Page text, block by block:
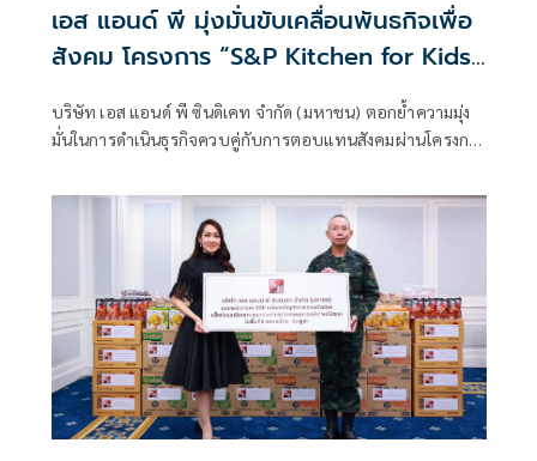
เอส แอนด์ พี มุ่งมั่นขับเคลื่อนพันธกิจเพื่อ
สังคม โครงการ “S&P Kitchen for Kids”
ปีที่ 17 เดินหน้าส่งมอบโรงครัวให้แก่
โรงเรียนในพื้นที่ห่างไกลครบ 40 แห่งทั่ว
ประเทศ เพื่อยกระดับคุณภาพชีวิตเด็กและ
เยาวชนไทยอย่างยั่งยืน
บริษัท เอส แอนด์ พี ซินดิเคท จำกัด (มหาชน) ตอกย้ำความมุ่ง
มั่นในการดำเนินธุรกิจควบคู่กับการตอบแทนสังคมผ่านโครงการ
โรงครัวที่สะอาด ปลอดภัย และได้มาตรฐานสุขอนามัย ให้แก่
โรงเรียนในถิ่นทุรกันดารครบ 40 แห่ง ทั่วประเทศ ในปีนี้บริษัทฯ
ได้เข้าไปพัฒนาและปรับปรุงโรงครัว